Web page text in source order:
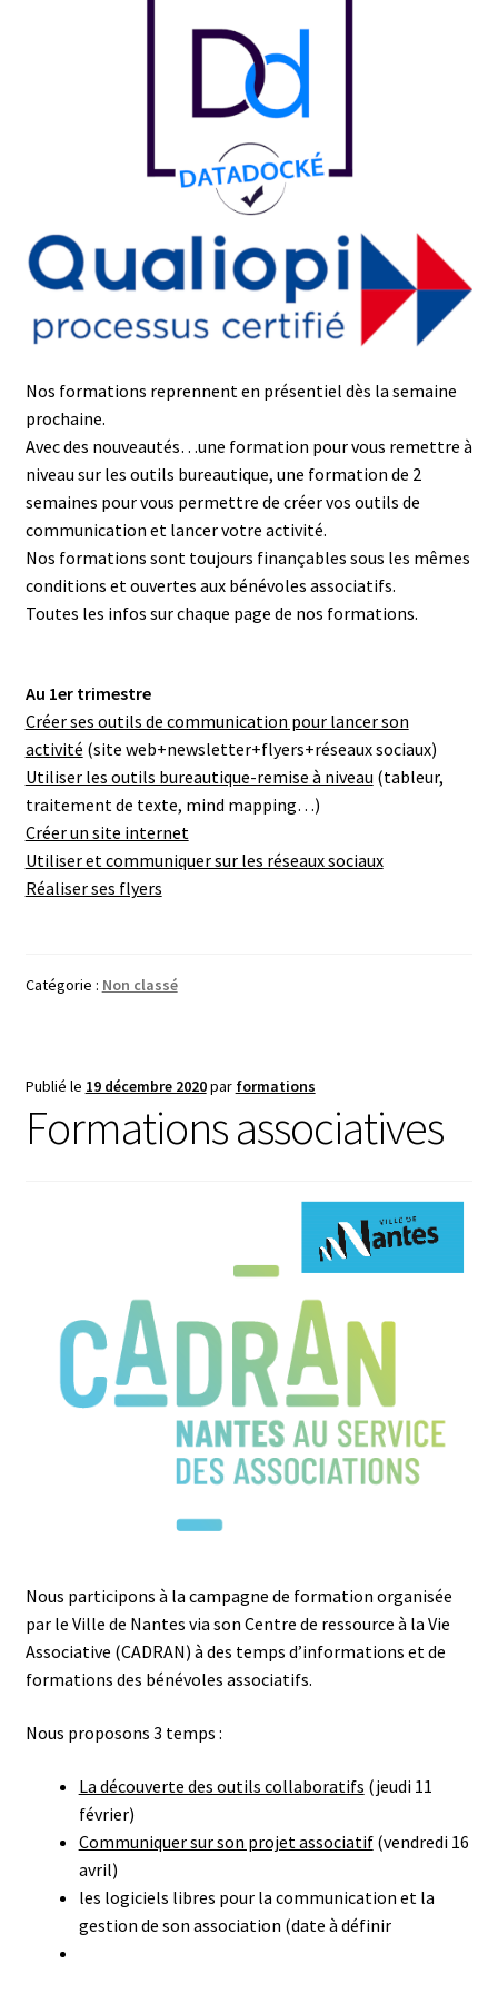
Nos formations reprennent en présentiel dès la semaine
prochaine.
Avec des nouveautés…une formation pour vous remettre à
niveau sur les outils bureautique, une formation de 2
semaines pour vous permettre de créer vos outils de
communication et lancer votre activité.
Nos formations sont toujours finançables sous les mêmes
conditions et ouvertes aux bénévoles associatifs.
Toutes les infos sur chaque page de nos formations.
Au 1er trimestre
Créer ses outils de communication pour lancer son
activité (site web+newsletter+flyers+réseaux sociaux)
Utiliser les outils bureautique-remise à niveau (tableur,
traitement de texte, mind mapping…)
Créer un site internet
Utiliser et communiquer sur les réseaux sociaux
Réaliser ses flyers
Catégorie : Non classé
Publié le 19 décembre 2020par formations
Formations associatives
Nous participons à la campagne de formation organisée
par le Ville de Nantes via son Centre de ressource à la Vie
Associative (CADRAN) à des temps d’informations et de
formations des bénévoles associatifs.
Nous proposons 3 temps :
La découverte des outils collaboratifs (jeudi 11
février)
Communiquer sur son projet associatif(vendredi 16
avril)
les logiciels libres pour la communication et la
gestion de son association (date à définir